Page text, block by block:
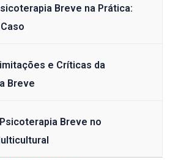
Breve na Prática:
e Críticas da
Breve
Breve no